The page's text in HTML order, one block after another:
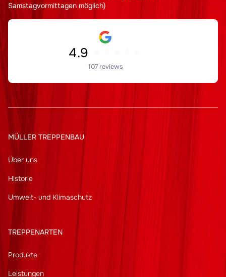
Samstagvormittagen möglich)
4.9
107 reviews
MÜLLER TREPPENBAU
Über uns
Historie
Umwelt- und Klimaschutz
TREPPENARTEN
Produkte
Leistungen